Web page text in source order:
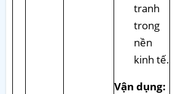
tranh
trong
nền
kinh tế.
Vận dụng: